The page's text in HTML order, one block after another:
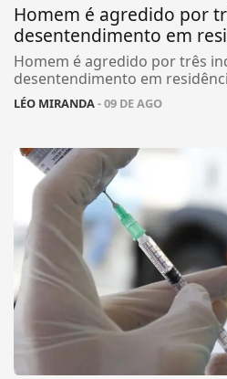
Homem é agredido por
desentendimento em
Homem é agredido por três
desentendimento em
LÉO MIRANDA- 09 DE AGO